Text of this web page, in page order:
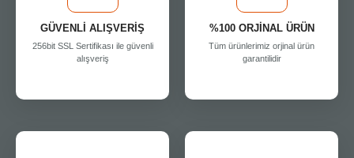
GÜVENLİ ALIŞVERİŞ
256bit SSL Sertifikası ile güvenli
alışveriş
%100 ORJİNAL ÜRÜN
Tüm ürünlerimiz orjinal ürün
garantilidir